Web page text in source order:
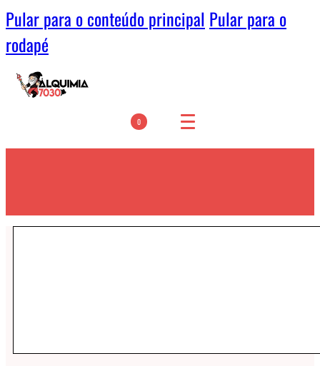
Pular para o conteúdo principal Pular para o
rodapé
0